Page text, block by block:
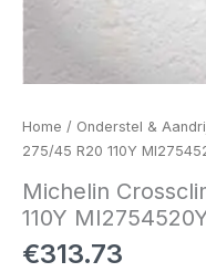
Home / Onderstel &
275/45 R20 110Y
Michelin
110Y
€313.73